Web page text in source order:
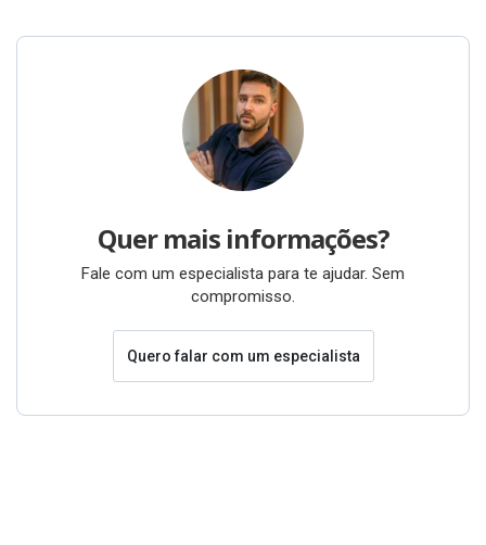
Quer mais informações?
Fale com um especialista para te ajudar. Sem
compromisso.
Quero falar com um especialista